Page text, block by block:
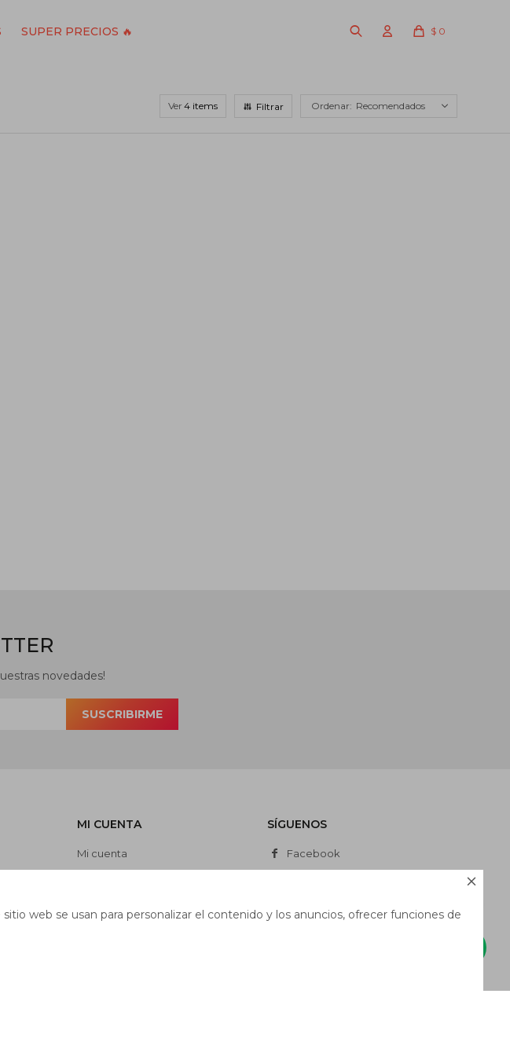

web se usan para personalizar el contenido y los anuncios, ofrecer funciones de
SUPER PRECIOS 🔥 $ 0
Ver Recomendados
MI CUENTA
Mi cuenta
Wish List
SÍGUENOS
Facebook
novedades!
SUSCRIBIRME